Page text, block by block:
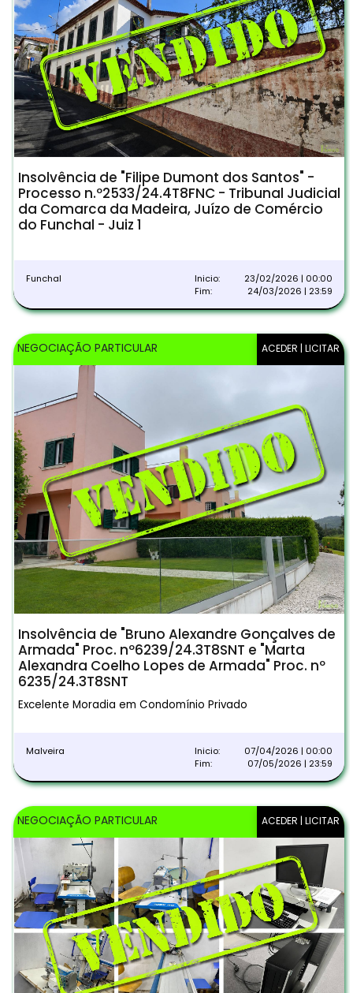
Insolvência de "Filipe Dumont dos Santos" -
Processo n.º2533/24.4T8FNC - Tribunal Judicial
da Comarca da Madeira, Juízo de Comércio
do Funchal - Juiz 1
Funchal Inicio:
23/02/2026 | 00:00
Fim:
24/03/2026 | 23:59
ACEDER | LICITAR
NEGOCIAÇÃO PARTICULAR
Insolvência de "Bruno Alexandre Gonçalves de
Armada" Proc. nº6239/24.3T8SNT e "Marta
Alexandra Coelho Lopes de Armada" Proc. nº
6235/24.3T8SNT
Excelente Moradia em Condomínio Privado
Malveira Inicio:
07/04/2026 | 00:00
Fim:
07/05/2026 | 23:59
ACEDER | LICITAR
NEGOCIAÇÃO PARTICULAR